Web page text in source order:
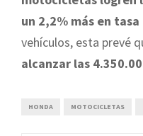
un 2,2% más en
vehículos, esta prevé
alcanzar las
HONDA MOTOCICLETAS